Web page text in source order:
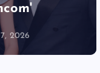
2026